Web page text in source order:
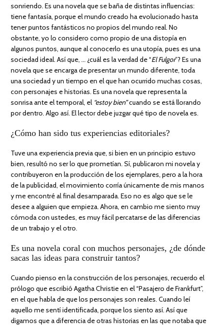
sonriendo. Es una novela que se baña de distintas influencias:
tiene fantasía, porque el mundo creado ha evolucionado hasta
tener puntos fantásticos no propios del mundo real. No
obstante, yo lo considero como propio de una distopía en
algunos puntos, aunque al conocerlo es una utopía, pues es una
sociedad ideal. Así que, … ¿cuál es la verdad de “El Fulgor”? Es una
novela que se encarga de presentar un mundo diferente, toda
una sociedad y un tiempo en el que han ocurrido muchas cosas,
con personajes e historias. Es una novela que representa la
sonrisa ante el temporal, el “estoy bien”cuando se está llorando
por dentro. Algo así. El lector debe juzgar qué tipo de novela es.
¿Cómo han sido tus experiencias editoriales?
Tuve una experiencia previa que, si bien en un principio estuvo
bien, resultó no ser lo que prometían. Sí, publicaron mi novela y
contribuyeron en la producción de los ejemplares, pero a la hora
de la publicidad, el movimiento corría únicamente de mis manos
y me encontré al final desamparada. Eso no es algo que se le
desee a alguien que empieza. Ahora, en cambio me siento muy
cómoda con ustedes, es muy fácil percatarse de las diferencias
de un trabajo y el otro.
Es una novela coral con muchos personajes, ¿de dónde
sacas las ideas para construir tantos?
Cuando pienso en la construcción de los personajes, recuerdo el
prólogo que escribió Agatha Christie en el “Pasajero de Frankfurt”,
en el que habla de que los personajes son reales. Cuando leí
aquello me sentí identificada, porque los siento así. Así que
digamos que a diferencia de otras historias en las que notaba que